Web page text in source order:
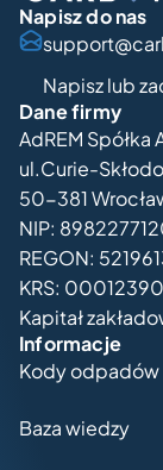
Napisz do nas
Napisz lub
Dane firmy
AdREM Spółka
ul.Curie-
50-381
NIP:
REGON:
KRS:
Kapitał
Informacje
Kody odpadów
Baza wiedzy